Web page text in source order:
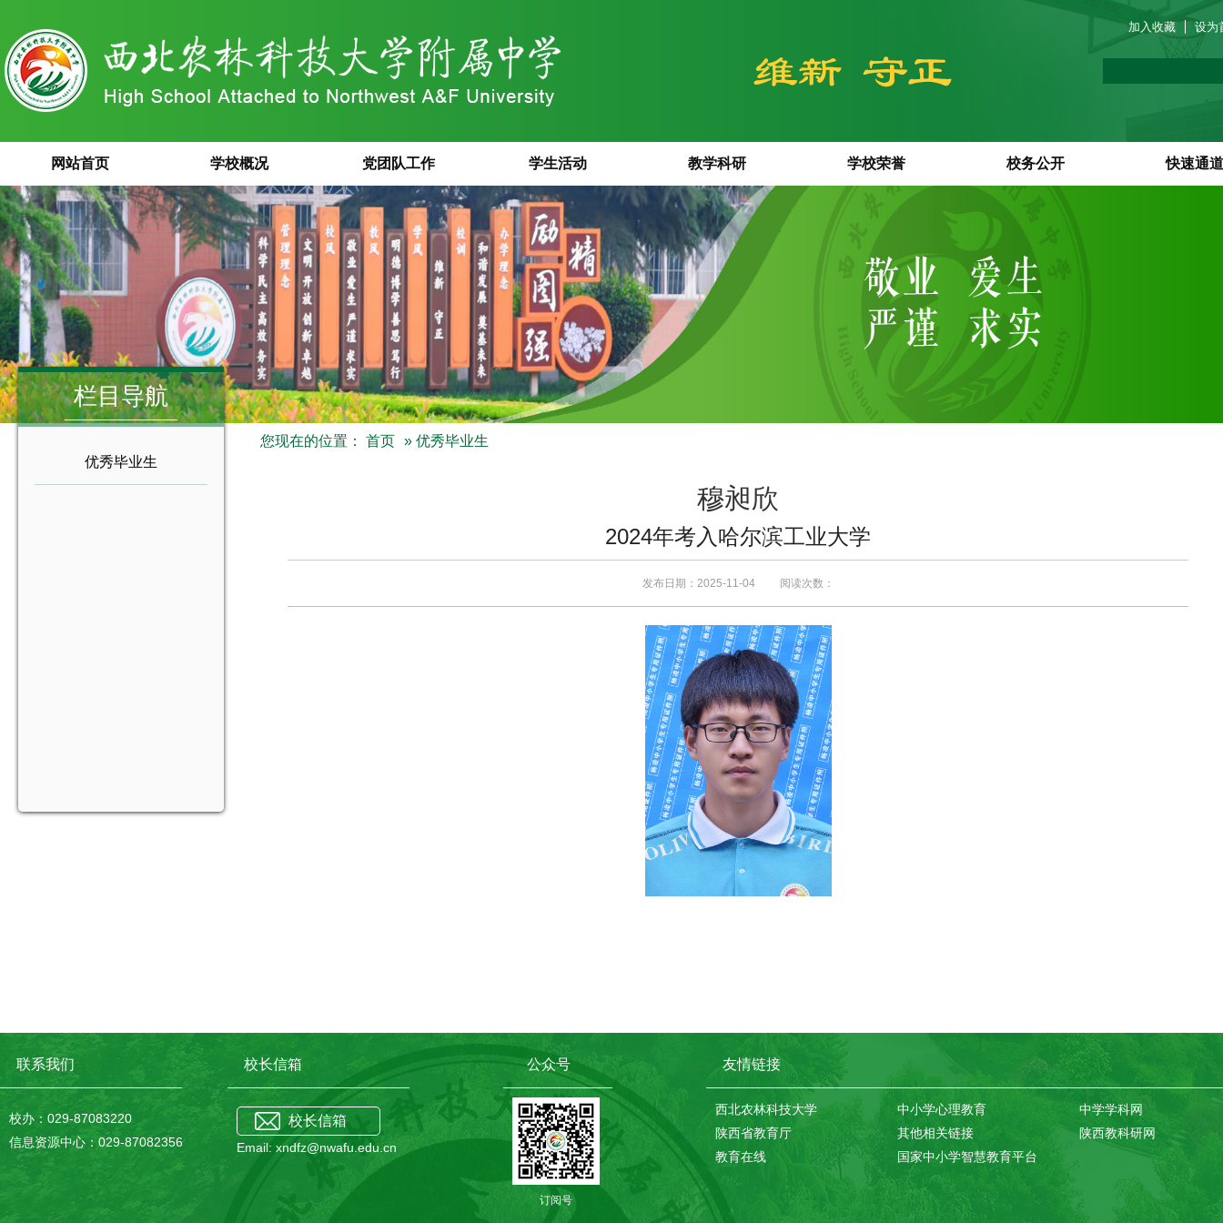
加入收藏 设为
网站首页 学校概况 党团队工作 学生活动 教学科研 学校荣誉 校务公开 快速通道
栏目导航
优秀毕业生
您现在的位置： 首页 » 优秀毕业生
穆昶欣
2024年考入哈尔滨工业大学
发布日期：2025-11-04 阅读次数：
联系我们
校办：029-87083220
信息资源中心：029-87082356
校长信箱
校长信箱
Email: xndfz@nwafu.edu.cn
公众号
订阅号
友情链接
西北农林科技大学 中小学心理教育
中学学科网
陕西省教育厅
其他相关链接
陕西教科研网
教育在线
国家中小学智慧教育平台